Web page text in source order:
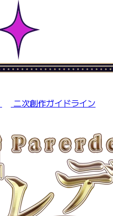
二次創作ガイドライン